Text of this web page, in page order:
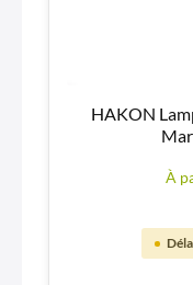
HAKON
À